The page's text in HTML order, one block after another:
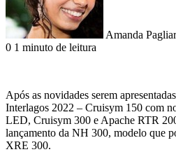
Amanda
0 1 minuto de leitura
Após as novidades serem
Interlagos 2022 – Cruisym 150 com
LED, Cruisym 300 e Apache RTR
lançamento da NH 300, modelo que
XRE 300.